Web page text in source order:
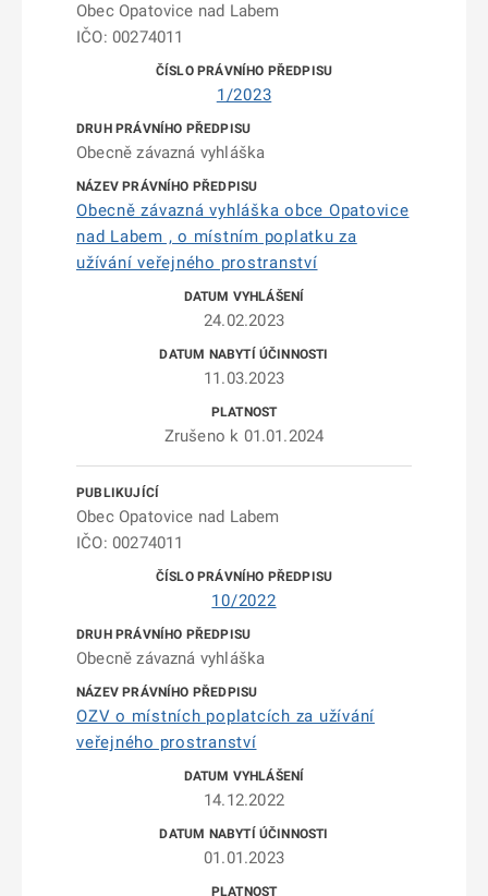
Obec Opatovice nad Labem
IČO: 00274011
1/2023
Obecně závazná vyhláška
Obecně závazná vyhláška obce Opatovice
nad Labem , o místním poplatku za
užívání veřejného prostranství
24.02.2023
11.03.2023
Zrušeno k 01.01.2024
Obec Opatovice nad Labem
IČO: 00274011
10/2022
Obecně závazná vyhláška
OZV o místních poplatcích za užívání
veřejného prostranství
14.12.2022
01.01.2023